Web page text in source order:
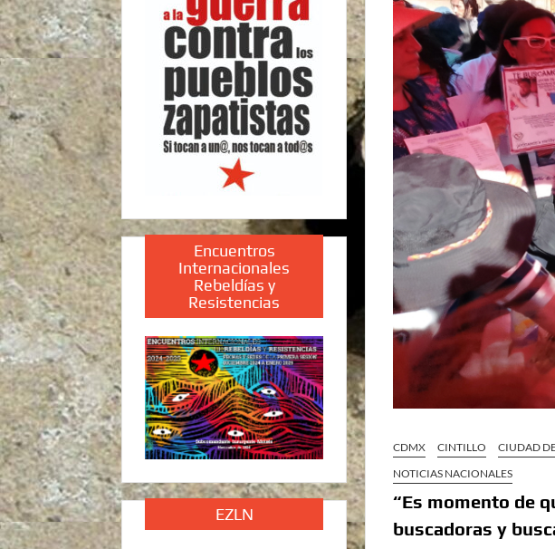
CDMX CINTILLO CIUDAD
NOTICIAS NACIONALES
“Es momento de
buscadoras y
Encuentros
Internacionales
Rebeldías y
Resistencias
EZLN